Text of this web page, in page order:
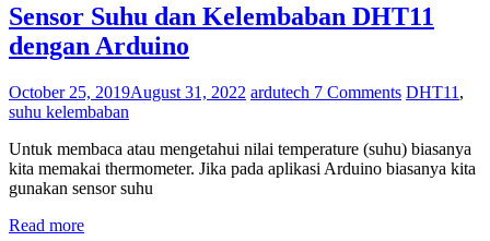
Sensor Suhu dan Kelembaban DHT11
dengan Arduino
October 25, 2019August 31, 2022 ardutech 7 Comments DHT11 ,
suhu kelembaban
Untuk membaca atau mengetahui nilai temperature (suhu) biasanya
kita memakai thermometer. Jika pada aplikasi Arduino biasanya kita
gunakan sensor suhu
Read more